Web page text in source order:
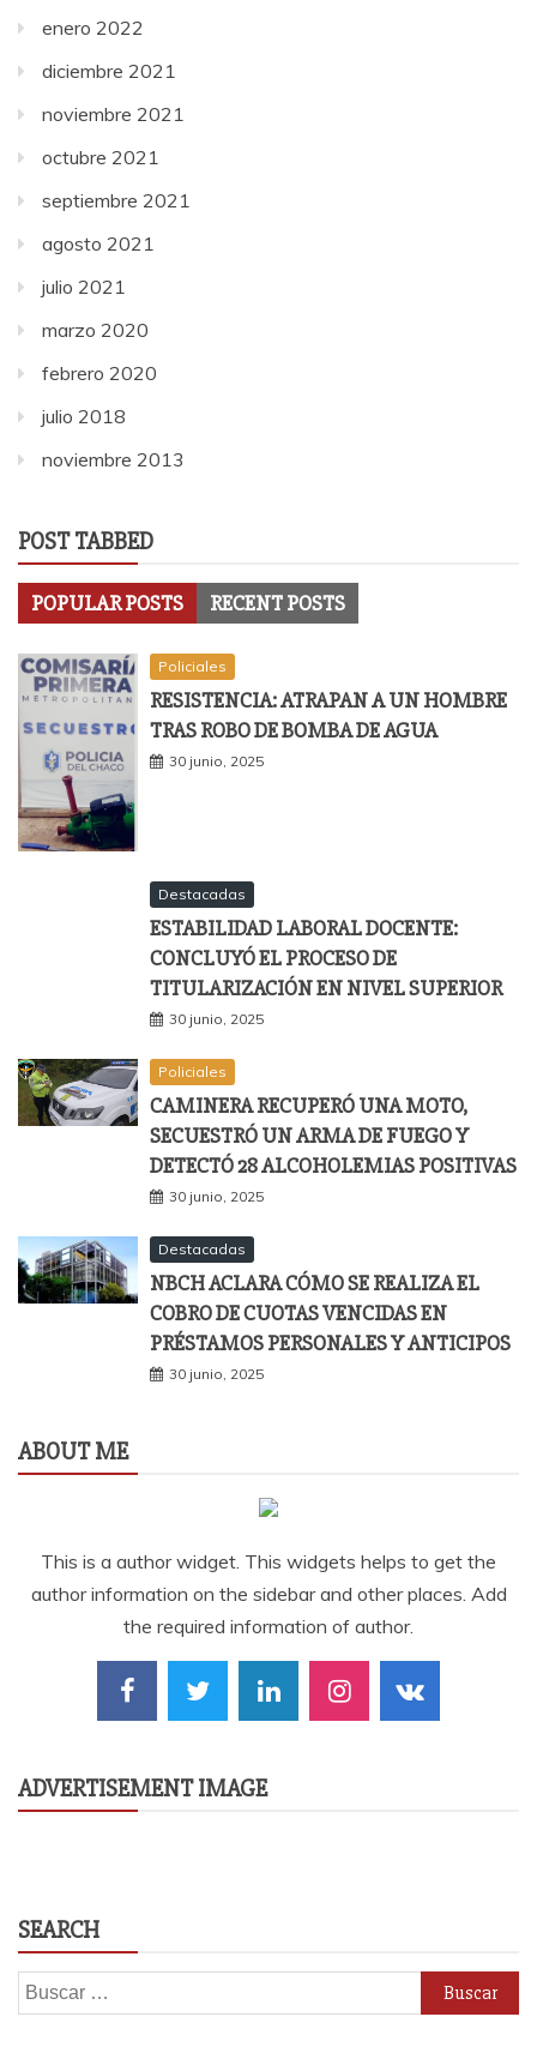
enero 2022
diciembre 2021
noviembre 2021
octubre 2021
septiembre 2021
agosto 2021
julio 2021
marzo 2020
febrero 2020
julio 2018
noviembre 2013
POST TABBED
POPULAR POSTS RECENT POSTS
Policiales
RESISTENCIA: ATRAPAN A UN HOMBRE
TRAS ROBO DE BOMBA DE AGUA
30 junio, 2025
Destacadas
ESTABILIDAD LABORAL DOCENTE:
CONCLUYÓ EL PROCESO DE
TITULARIZACIÓN EN NIVEL SUPERIOR
30 junio, 2025
Policiales
CAMINERA RECUPERÓ UNA MOTO,
SECUESTRÓ UN ARMA DE FUEGO Y
DETECTÓ 28 ALCOHOLEMIAS POSITIVAS
30 junio, 2025
Destacadas
NBCH ACLARA CÓMO SE REALIZA EL
COBRO DE CUOTAS VENCIDAS EN
PRÉSTAMOS PERSONALES Y ANTICIPOS
30 junio, 2025
ABOUT ME
This is a author widget. This widgets helps to get the
author information on the sidebar and other places. Add
the required information of author.
ADVERTISEMENT IMAGE
SEARCH
Buscar: